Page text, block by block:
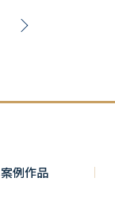
案例作品